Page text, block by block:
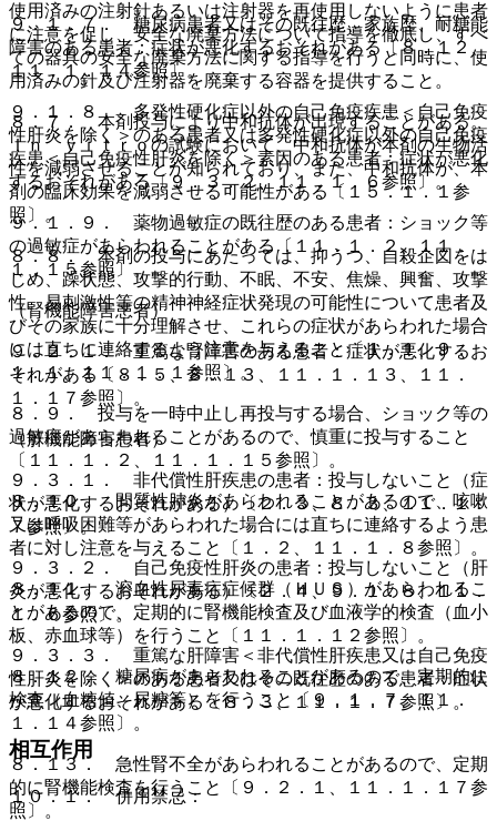
９．１．７． 糖尿病患者又はその既往歴、家族歴、耐糖能
障害のある患者：症状が悪化するおそれがある〔８．１２、
１１．１．１４参照〕。
９．１．８． 多発性硬化症以外の自己免疫疾患＜自己免疫
性肝炎を除く＞のある患者又は多発性硬化症以外の自己免疫
疾患＜自己免疫性肝炎を除く＞素因のある患者：症状が悪化
するおそれがある〔９．３．２、１１．１．６参照〕。
９．１．９． 薬物過敏症の既往歴のある患者：ショック等
の過敏症があらわれることがある〔１１．１．２、１１．
１．１５参照〕。
（腎機能障害患者）
９．２．１． 重篤な腎障害のある患者：症状が悪化するお
それがある〔８．５、８．１３、１１．１．１３、１１．
１．１７参照〕。
（肝機能障害患者）
９．３．１． 非代償性肝疾患の患者：投与しないこと（症
状が悪化するおそれがある）〔２．３、８．３、１１．１．
７参照〕。
９．３．２． 自己免疫性肝炎の患者：投与しないこと（肝
炎が悪化するおそれがある）〔２．４、９．１．８、１１．
１．６参照〕。
９．３．３． 重篤な肝障害＜非代償性肝疾患又は自己免疫
性肝炎を除く＞のある患者又はその既往歴のある患者：症状
が悪化するおそれがある〔８．３、１１．１．７参照〕。
相互作用
１０．１． 併用禁忌：
使用済みの注射針あるいは注射器を再使用しないように患者
に注意を促し、安全な廃棄方法について指導を徹底し、すべ
ての器具の安全な廃棄方法に関する指導を行うと同時に、使
用済みの針及び注射器を廃棄する容器を提供すること。
８．７． 本剤投与により中和抗体が出現することがある。
Ｉｎ ｖｉｔｒｏの試験において、中和抗体が本剤の生物活
性を減弱させることが知られており、また、中和抗体が、本
剤の臨床効果を減弱させる可能性がある〔１５．１．１参
照〕。
８．８． 本剤の投与にあたっては、抑うつ、自殺企図をは
じめ、躁状態、攻撃的行動、不眠、不安、焦燥、興奮、攻撃
性、易刺激性等の精神神経症状発現の可能性について患者及
びその家族に十分理解させ、これらの症状があらわれた場合
には直ちに連絡するよう注意を与えること〔１．１、９．
１．１、１１．１．１参照〕。
８．９． 投与を一時中止し再投与する場合、ショック等の
過敏症があらわれることがあるので、慎重に投与すること
〔１１．１．２、１１．１．１５参照〕。
８．１０． 間質性肺炎があらわれることがあるので、咳嗽
又は呼吸困難等があらわれた場合には直ちに連絡するよう患
者に対し注意を与えること〔１．２、１１．１．８参照〕。
８．１１． 溶血性尿毒症症候群（ＨＵＳ）があらわれるこ
とがあるので、定期的に腎機能検査及び血液学的検査（血小
板、赤血球等）を行うこと〔１１．１．１２参照〕。
８．１２． 糖尿病があらわれることがあるので、定期的に
検査（血糖値、尿糖等）を行うこと〔９．１．７、１１．
１．１４参照〕。
８．１３． 急性腎不全があらわれることがあるので、定期
的に腎機能検査を行うこと〔９．２．１、１１．１．１７参
照〕。